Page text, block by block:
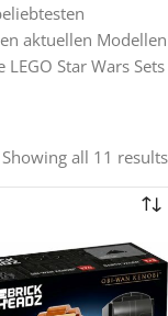
aktuellen Modellen
Star Wars Sets
Showing all 11 results